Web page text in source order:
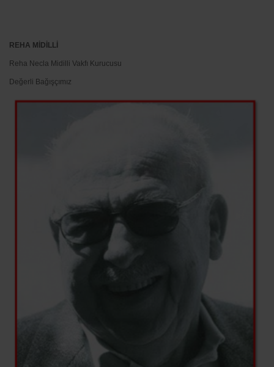
REHA MİDİLLİ
Reha Necla Midilli Vakfı Kurucusu
Değerli Bağışçımız